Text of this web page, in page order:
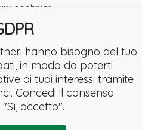
osobních
hanno bisogno del tuo
in modo da poterti
ai tuoi interessi tramite
Concedi il consenso
accetto".